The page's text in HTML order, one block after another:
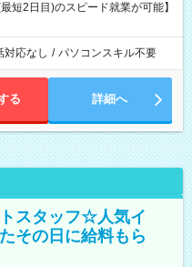
短2日目)のスピード就業が可能】
対応なし / パソコンスキル不要
る 詳細へ
スタッフ☆人気イ
その日に給料もら